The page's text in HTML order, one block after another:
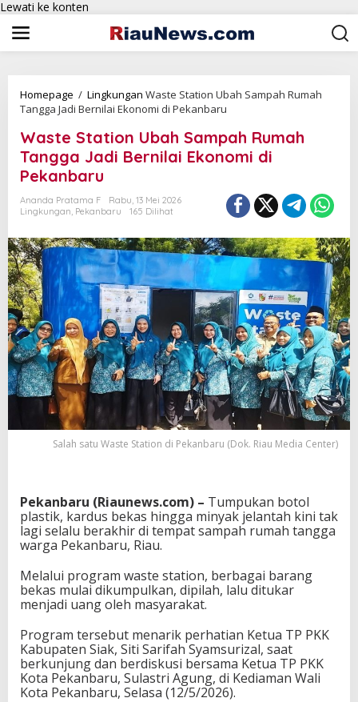
Lewati ke konten
Homepage / Lingkungan Waste Station Ubah Sampah Rumah
Tangga Jadi Bernilai Ekonomi di Pekanbaru
Waste Station Ubah Sampah Rumah
Tangga Jadi Bernilai Ekonomi di
Pekanbaru
Ananda Pratama F
Rabu, 13 Mei 2026
Lingkungan, Pekanbaru 165 Dilihat
Salah satu Waste Station di Pekanbaru (Dok. Riau Media Center)
Pekanbaru (Riaunews.com) – Tumpukan botol
plastik, kardus bekas hingga minyak jelantah kini tak
lagi selalu berakhir di tempat sampah rumah tangga
warga Pekanbaru, Riau.
Melalui program waste station, berbagai barang
bekas mulai dikumpulkan, dipilah, lalu ditukar
menjadi uang oleh masyarakat.
Program tersebut menarik perhatian Ketua TP PKK
Kabupaten Siak, Siti Sarifah Syamsurizal, saat
berkunjung dan berdiskusi bersama Ketua TP PKK
Kota Pekanbaru, Sulastri Agung, di Kediaman Wali
Kota Pekanbaru, Selasa (12/5/2026).